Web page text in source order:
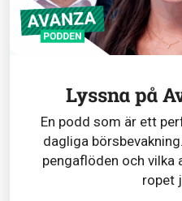
Lyssna på
En podd som är ett
dagliga
pengaflöden och vilka
ropet